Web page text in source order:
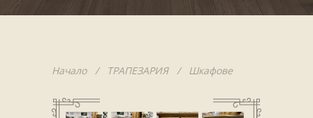
Начало/ ТРАПЕЗАРИЯ/ Шкафове